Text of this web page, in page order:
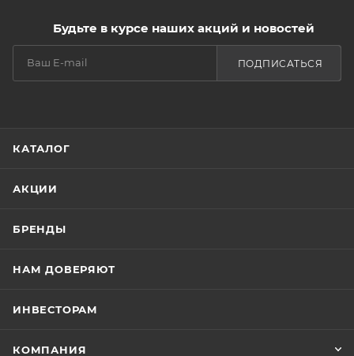
позволяет варьировать насыщенность оттенка и
четкость линий.
Палитра натуральных оттенков подходит для
любого цветотипа и любого оттенка волос. Удобная
Будьте в курсе наших акций и новостей
ПОДПИСАТЬСЯ
КАТАЛОГ
АКЦИИ
БРЕНДЫ
НАМ ДОВЕРЯЮТ
ИНВЕСТОРАМ
КОМПАНИЯ